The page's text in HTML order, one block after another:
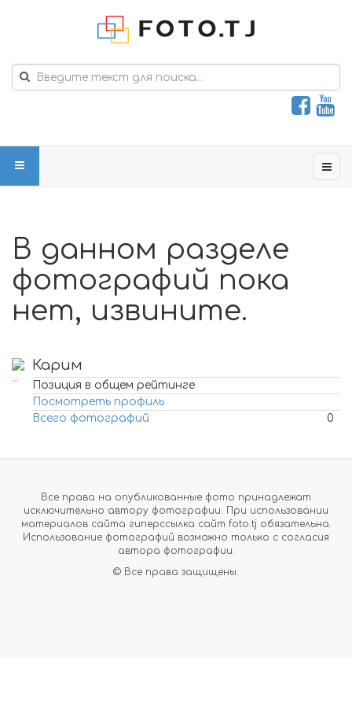
В данном разделе
фотографий пока
нет, извините.
Карим
Позиция в общем рейтинге
Посмотреть профиль
Всего фотографий
0
Все права на опубликованные фото принадлежат
исключительно автору фотографии. При использовании
материалов сайта гиперссылка сайт foto.tj обязательна.
Использование фотографий возможно только с согласия
автора фотографии.
© Все права защищены.